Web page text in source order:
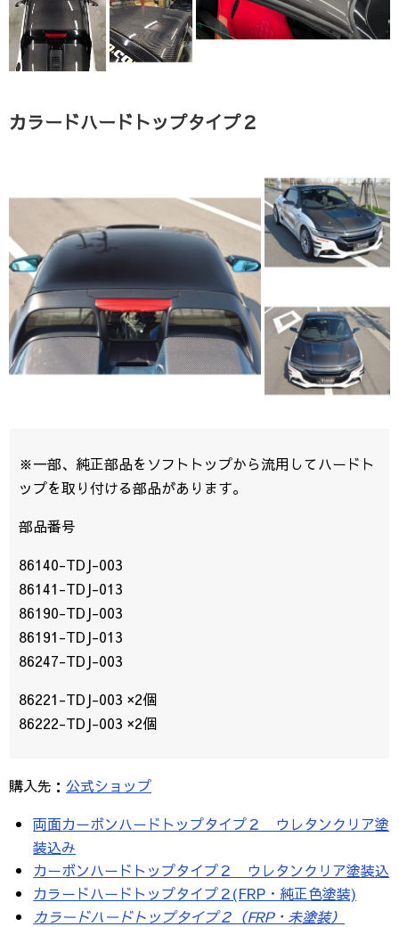
カラードハードトップタイプ２
※一部、純正部品をソフトトップから流用してハードト
ップを取り付ける部品があります。
部品番号
86140-TDJ-003
86141-TDJ-013
86190-TDJ-003
86191-TDJ-013
86247-TDJ-003
86221-TDJ-003 ×2個
86222-TDJ-003 ×2個
購入先： 公式ショップ
両面カーボンハードトップタイプ２ ウレタンクリア塗
装込み
カーボンハードトップタイプ２ ウレタンクリア塗装込
カラードハードトップタイプ２(FRP・純正色塗装)
カラードハードトップタイプ２（FRP・未塗装）